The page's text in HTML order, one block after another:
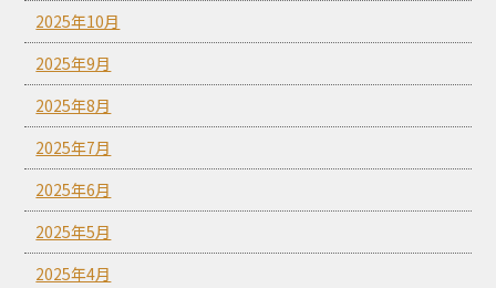
2025年10月
2025年9月
2025年8月
2025年7月
2025年6月
2025年5月
2025年4月